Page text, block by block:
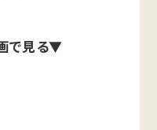
で見る▼